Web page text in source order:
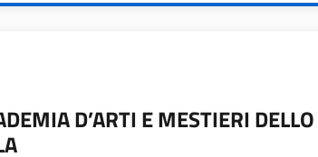
D’ARTI E MESTIERI DELLO